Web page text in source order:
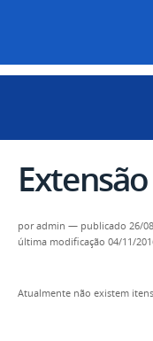
Extensão
poradmin — publicado 26/
última modificação 04/11/
Atualmente não existem